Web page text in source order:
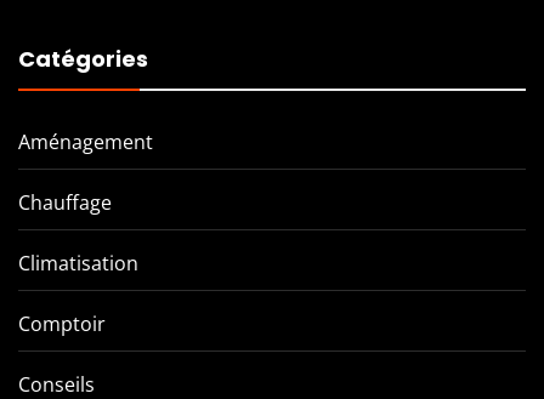
Catégories
Aménagement
Chauffage
Climatisation
Comptoir
Conseils